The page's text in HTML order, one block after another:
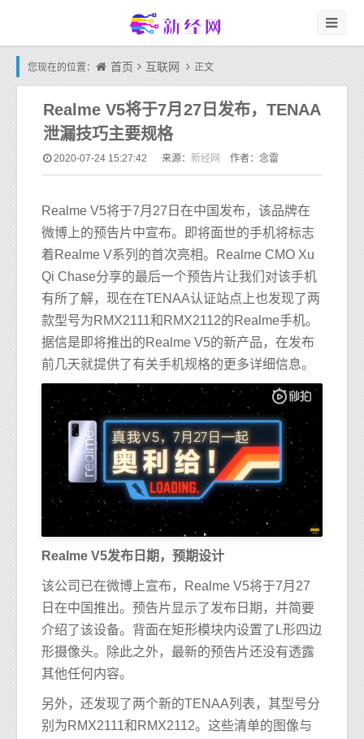
您现在的位置： 首页 互联网 正文
Realme V5将于7月27日发布，TENAA
泄漏技巧主要规格
2020-07-24 15:27:42 来源： 新经网 作者：念雷
Realme V5将于7月27日在中国发布，该品牌在
微博上的预告片中宣布。即将面世的手机将标志
着Realme V系列的首次亮相。Realme CMO Xu
Qi Chase分享的最后一个预告片让我们对该手机
有所了解，现在在TENAA认证站点上也发现了两
款型号为RMX2111和RMX2112的Realme手机。
据信是即将推出的Realme V5的新产品，在发布
前几天就提供了有关手机规格的更多详细信息。
Realme V5发布日期，预期设计
该公司已在微博上宣布，Realme V5将于7月27
日在中国推出。预告片显示了发布日期，并简要
介绍了该设备。背面在矩形模块内设置了L形四边
形摄像头。除此之外，最新的预告片还没有透露
其他任何内容。
另外，还发现了两个新的TENAA列表，其型号分
别为RMX2111和RMX2112。这些清单的图像与